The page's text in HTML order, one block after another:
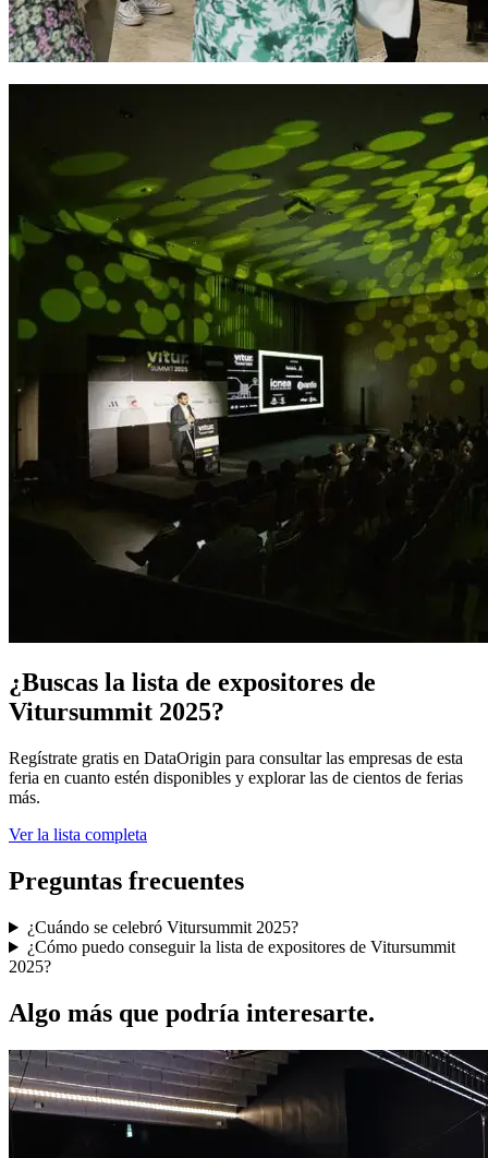
¿Buscas la lista de expositores de
Vitursummit 2025?
Regístrate gratis en DataOrigin para consultar las empresas de esta
feria en cuanto estén disponibles y explorar las de cientos de ferias
más.
Ver la lista completa
Preguntas frecuentes
¿Cuándo se celebró Vitursummit 2025?
¿Cómo puedo conseguir la lista de expositores de Vitursummit
2025?
Algo más que podría interesarte.